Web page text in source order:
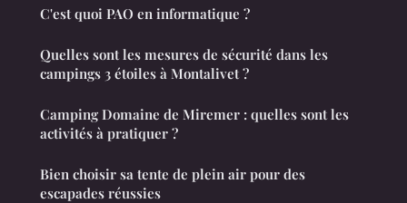
C'est quoi PAO en informatique ?
Quelles sont les mesures de sécurité dans les
campings 3 étoiles à Montalivet ?
Camping Domaine de Miremer : quelles sont les
activités à pratiquer ?
Bien choisir sa tente de plein air pour des
escapades réussies